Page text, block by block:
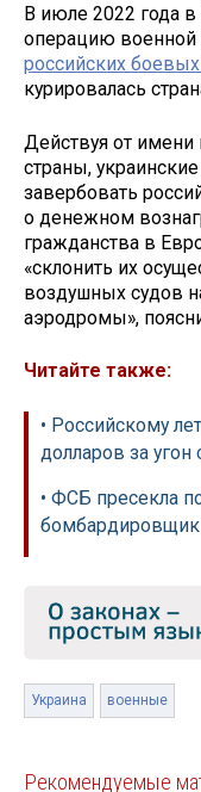
В июле 2022 года
операцию
российских
курировалась
Действуя от имени
страны,
завербовать
о денежном
гражданства в
«склонить их
воздушных судов
аэродромы»,
Читайте также:
• Российскому
долларов за угон
• ФСБ пресекла
Украина военные
Рекомендуемые